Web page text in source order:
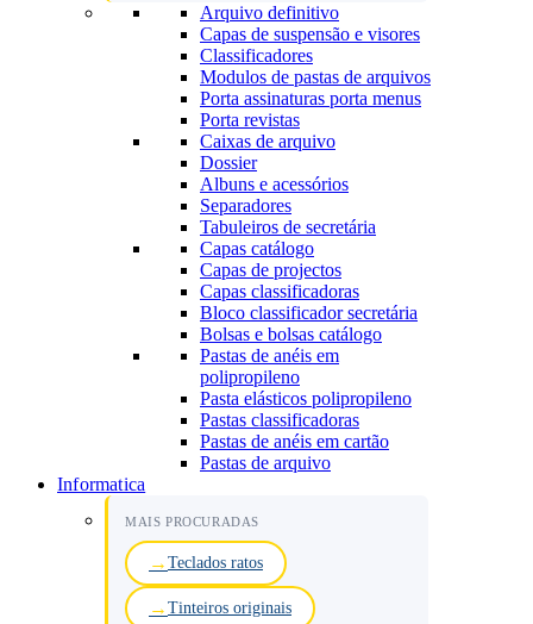
Arquivo definitivo
Capas de suspensão e visores
Classificadores
Modulos de pastas de arquivos
Porta assinaturas porta menus
Porta revistas
Caixas de arquivo
Dossier
Albuns e acessórios
Separadores
Tabuleiros de secretária
Capas catálogo
Capas de projectos
Capas classificadoras
Bloco classificador secretária
Bolsas e bolsas catálogo
Pastas de anéis em
polipropileno
Pasta elásticos polipropileno
Pastas classificadoras
Pastas de anéis em cartão
Pastas de arquivo
Informatica
MAIS PROCURADAS
Teclados ratos
Tinteiros originais